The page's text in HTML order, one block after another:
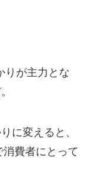
りが主力とな
に変えると、
費者にとって